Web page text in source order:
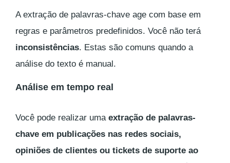
A extração de palavras-chave age com base em
regras e parâmetros predefinidos. Você não terá
inconsistências. Estas são comuns quando a
análise do texto é manual.
Análise em tempo real
Você pode realizar uma extração de palavras-
chave em publicações nas redes sociais,
opiniões de clientes ou tickets de suporte ao